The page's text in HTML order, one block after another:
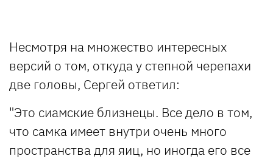
Несмотря на множество интересных
версий о том, откуда у степной черепахи
две головы, Сергей ответил:
"Это сиамские близнецы. Все дело в том,
что самка имеет внутри очень много
пространства для яиц, но иногда его все